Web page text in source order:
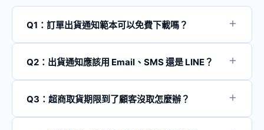
Q1：訂單出貨通知範本可以免費下載嗎？
希望幫助台灣電商與零售業者更有效率地管理訂單物流通
Q2：出貨通知應該用 Email、SMS 還是 LINE？
附件、追蹤連結 - **SMS**：重要節點提醒（到貨、取貨
Q3：超商取貨期限到了顧客沒取怎麼辦？